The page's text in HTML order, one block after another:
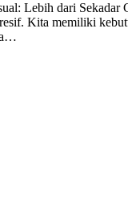
Lebih dari Sekadar
Kita memiliki